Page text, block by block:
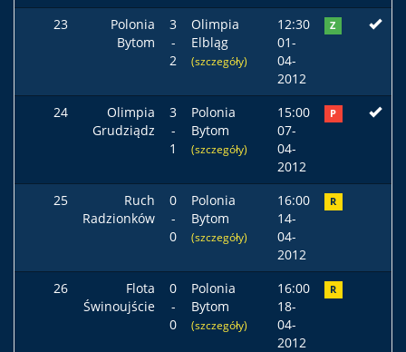
23
Polonia
Bytom
3
-
2
Olimpia
Elbląg
(szczegóły)
12:30
01-
04-
2012
Z
24
Olimpia
Grudziądz
3
-
1
Polonia
Bytom
(szczegóły)
15:00
07-
04-
2012
P
25
Ruch
Radzionków
0
-
0
Polonia
Bytom
(szczegóły)
16:00
14-
04-
2012
R
26
Flota
Świnoujście
0
-
0
Polonia
Bytom
(szczegóły)
16:00
18-
04-
2012
R